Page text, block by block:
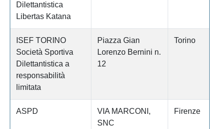
Dilettantistica
Libertas Katana
ISEF TORINO
Società Sportiva
Dilettantistica a
responsabilità
limitata
Piazza Gian
Lorenzo Bernini n.
12
Torino
ASPD
VIA MARCONI,
SNC
Firenze